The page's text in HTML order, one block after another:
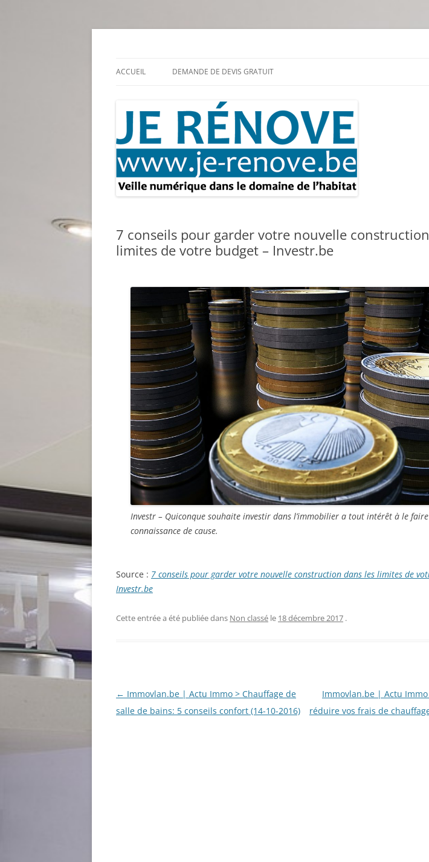
Aller
ACCUEIL DEMANDE DE DEVIS GRATUIT
7 conseils pour garder votre nouvelle
limites de votre budget – Investr.be
Investr – Quiconque souhaite investir dans l’immobilier a tout intérêt à le
connaissance de cause.
Source : 7 conseils pour garder votre nouvelle construction dans les limites de
Investr.be
Cette entrée a été publiée dans Non classé le 18 décembre 2017 .
Navigation
des
← Immovlan.be | Actu Immo > Chauffage de
salle de bains: 5 conseils confort (14-10-2016)
Immovlan.be | Actu
réduire vos frais de